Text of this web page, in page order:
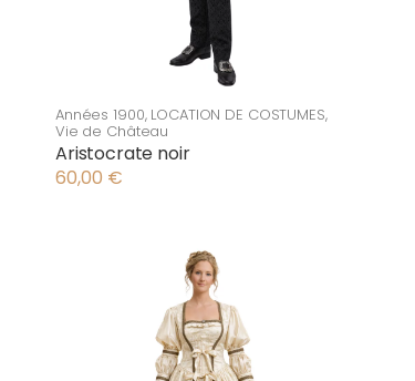
Années 1900, LOCATION DE COSTUMES,
Vie de Château
Aristocrate noir
60,00 €